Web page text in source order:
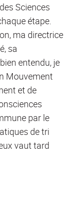
Sciences
étape.
ma directrice
sa
entendu, je
Mouvement
et de
par le
de tri
vaut tard